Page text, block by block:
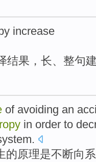
increase
结果，长、整句
of avoiding an
in order to
.
的原理是不断向